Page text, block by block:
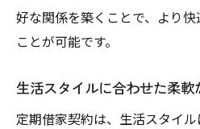
契約条件を理解した
好な関係を築くことで、より
ことが可能です。
生活スタイルに合わせた柔軟
定期借家契約は、生活スタイ